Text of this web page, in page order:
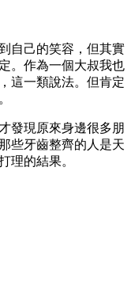
自己的笑容，但其實
。作為一個大叔我也
這一類說法。但肯定
發現原來身邊很多朋
些牙齒整齊的人是天
理的結果。